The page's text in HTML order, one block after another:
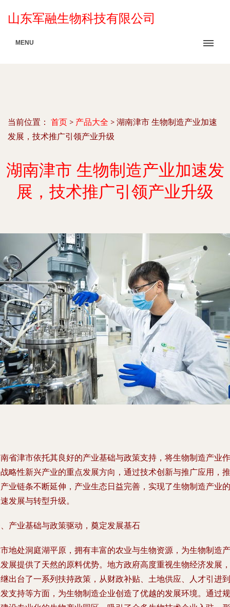
山东军融生物科技有限公司
MENU
当前位置： 首页 > 产品大全 > 湖南津市 生物制造产业加速
发展，技术推广引领产业升级
湖南津市 生物制造产业加速发
展，技术推广引领产业升级
省津市依托其良好的产业基础与政策支持，将生物制造产业作
略性新兴产业的重点发展方向，通过技术创新与推广应用，推
业链条不断延伸，产业生态日益完善，实现了生物制造产业的
发展与转型升级。
产业基础与政策驱动，奠定发展基石
地处洞庭湖平原，拥有丰富的农业与生物资源，为生物制造产
展提供了天然的原料优势。地方政府高度重视生物经济发展，
出台了一系列扶持政策，从财政补贴、土地供应、人才引进到
支持等方面，为生物制造企业创造了优越的发展环境。通过规